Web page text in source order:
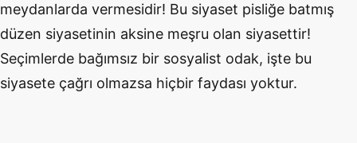
meydanlarda vermesidir! Bu siyaset pisliğe batmış
düzen siyasetinin aksine meşru olan siyasettir!
Seçimlerde bağımsız bir sosyalist odak, işte bu
siyasete çağrı olmazsa hiçbir faydası yoktur.